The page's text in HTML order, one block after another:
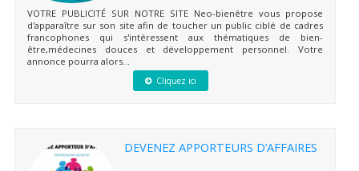
VOTRE PUBLICITÉ SUR NOTRE SITE Neo-bienêtre vous propose
d'apparaître sur son site afin de toucher un public ciblé de cadres
francophones qui s'intéressent aux thématiques de bien-
être,médecines douces et développement personnel. Votre
annonce pourra alors...
Cliquez ici
DEVENEZ APPORTEURS D’AFFAIRES